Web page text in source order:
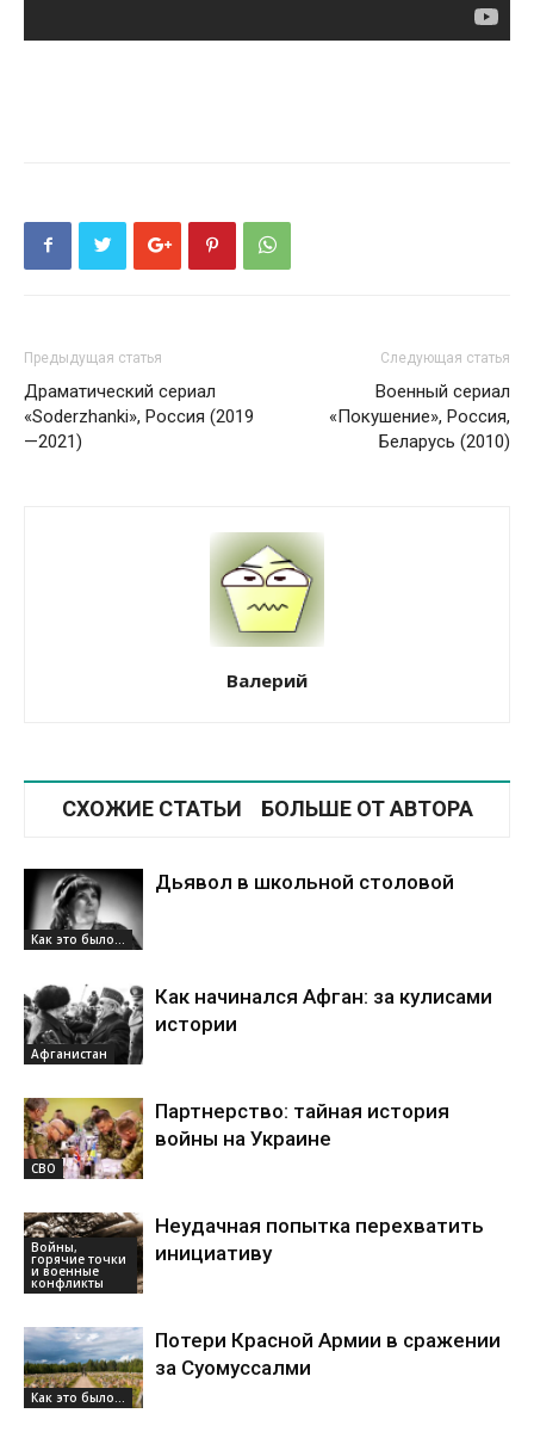
Предыдущая статья
Драматический сериал
«Soderzhanki», Россия (2019
—2021)
Следующая статья
Военный сериал
«Покушение», Россия,
Беларусь (2010)
Валерий
СХОЖИЕ СТАТЬИ БОЛЬШЕ ОТ АВТОРА
Как это было...
Дьявол в школьной столовой
Афганистан
Как начинался Афган: за кулисами
истории
СВО
Партнерство: тайная история
войны на Украине
Войны,
горячие точки
и военные
конфликты
Неудачная попытка перехватить
инициативу
Как это было...
Потери Красной Армии в сражении
за Суомуссалми